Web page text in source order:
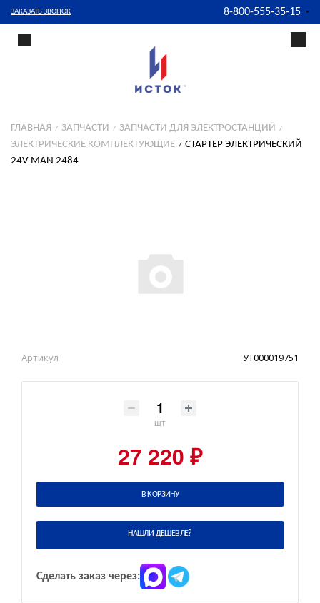
ЗАКАЗАТЬ ЗВОНОК 8-800-555-35-15
ГЛАВНАЯ ЗАПЧАСТИ
ЗАПЧАСТИ ДЛЯ ЭЛЕКТРОСТАНЦИЙ
ЭЛЕКТРИЧЕСКИЕ КОМПЛЕКТУЮЩИЕ
СТАРТЕР ЭЛЕКТРИЧЕСКИЙ
24V MAN 2484
Артикул УТ000019751
шт
27 220 ₽
В КОРЗИНУ
НАШЛИ ДЕШЕВЛЕ?
Сделать заказ через: